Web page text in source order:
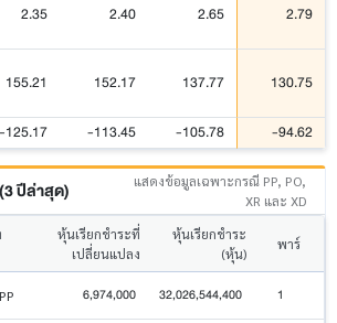
2.35 2.40 2.65 2.79
155.21 152.17 137.77 130.75
-125.17 -113.45 -105.78 -94.62
ปีล่าสุด)
แสดงข้อมูลเฉพาะกรณี PP, PO,
XR และ XD
หุ้นเรียกชำระที่
เปลี่ยนแปลง
หุ้นเรียกชำระ
(หุ้น)
พาร์
PP 6,974,000 32,026,544,400 1